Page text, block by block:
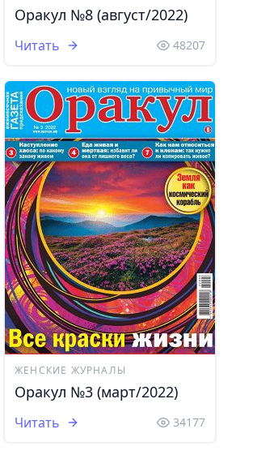
Оракул №8 (август/2022)
Читать 48207
ЖЕНСКИЕ ЖУРНАЛЫ
Оракул №3 (март/2022)
Читать 34177